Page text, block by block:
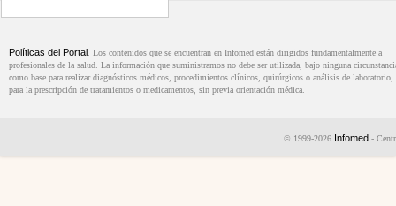
Políticas del Portal . Los contenidos que se encuentran en Infomed están dirigidos fundamentalmente a
profesionales de la salud. La información que suministramos no debe ser utilizada, bajo ninguna
como base para realizar diagnósticos médicos, procedimientos clínicos, quirúrgicos o análisis de laboratorio,
para la prescripción de tratamientos o medicamentos, sin previa orientación médica.
© 1999-2026 Infomed -